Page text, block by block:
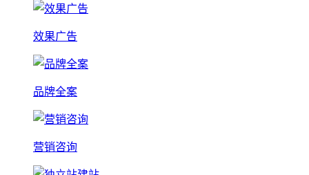
效果广告
品牌全案
营销咨询